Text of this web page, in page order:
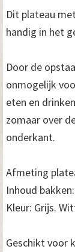
Dit plateau
handig in het
Door de
onmogelijk
eten en
zomaar over
onderkant.
Afmeting
Inhoud
Kleur: Grijs.
Geschikt voor